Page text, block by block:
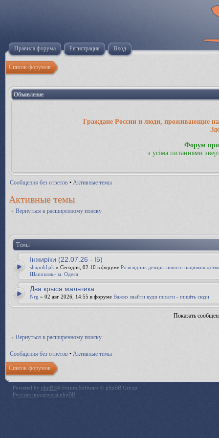
Правила форума Регистрация Вход
Список форумов
Объявление
Граждане России и люди, проживающие на
Форум
з усіма питаннями
Сообщения без ответов • Активные темы
Активные темы
Вернуться к расширенному поиску
Темы
Інжиріки (22.07.26 - І5)
shapokljak » Сегодня, 02:10 в форуме Розплідник декоративного
Шапокляк» м. Одеса
Два крыса мальчика
Nrg » 02 авг 2026, 14:55 в форуме Важко знайти куди писати - пишіть сюди
Показать
Вернуться к расширенному поиску
Сообщения без ответов • Активные темы
Список форумов
Powered by phpBB® Forum Software © phpBB Group
Русская поддержка phpBB